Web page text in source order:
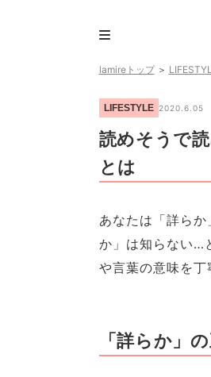
lamireトップ＞
LIFESTYLE 2020.6.05
読めそうで
とは
あなたは「詳ら
か」は知らない…
や言葉の意味を
「詳らか」